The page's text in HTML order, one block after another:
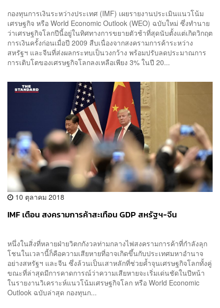
กองทุนการเงินระหว่างประเทศ (IMF) เผยรายงานประเมินแนวโน้ม
เศรษฐกิจ หรือ World Economic Outlook (WEO) ฉบับใหม่ ซึ่งทำนาย
ว่าเศรษฐกิจโลกปีนี้อยู่ในทิศทางการขยายตัวช้าที่สุดนับตั้งแต่เกิดวิกฤต
การเงินครั้งก่อนเมื่อปี 2009 สืบเนื่องจากสงครามการค้าระหว่าง
สหรัฐฯ และจีนที่ส่งผลกระทบเป็นวงกว้าง พร้อมปรับลดประมาณการ
การเติบโตของเศรษฐกิจโลกลงเหลือเพียง 3% ในปี 20...
10 ตุลาคม 2018
IMF เตือน สงครามการค้าสะเทือน GDP สหรัฐฯ-จีน
หนึ่งในสิ่งที่หลายฝ่ายวิตกกังวลท่ามกลางไฟสงครามการค้าที่กำลังลุก
โชนในเวลานี้ก็คือความเสียหายที่อาจเกิดขึ้นกับประเทศมหาอำนาจ
อย่างสหรัฐฯ และจีน ซึ่งล้วนเป็นเสาหลักที่ช่วยค้ำจุนเศรษฐกิจโลกทั้งคู่
ขณะที่ล่าสุดมีการคาดการณ์ว่าความเสียหายจะเริ่มเด่นชัดในปีหน้า
ในรายงานวิเคราะห์แนวโน้มเศรษฐกิจโลก หรือ World Economic
Outlook ฉบับล่าสุด กองทุนก...